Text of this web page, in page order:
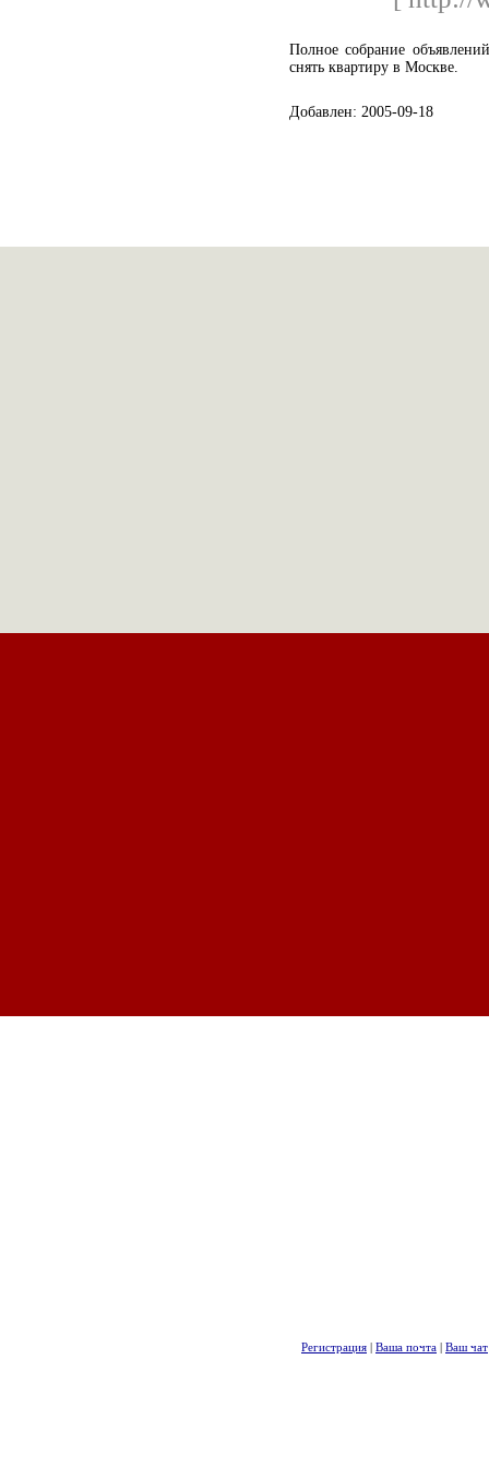
Полное собрание
снять квартиру в Москве.
Добавлен: 2005-09-18
Регистрация | Ваша почта | Ваш чат